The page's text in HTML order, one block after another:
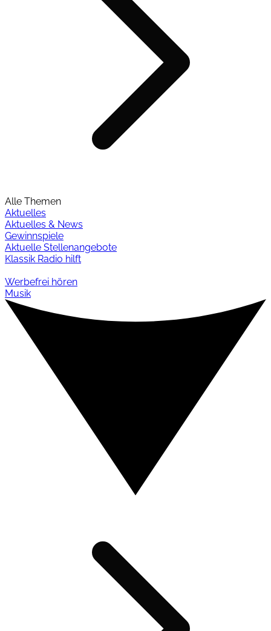
Alle Themen
Aktuelles
Aktuelles & News
Gewinnspiele
Aktuelle Stellenangebote
Klassik Radio hilft
Werbefrei hören
Musik